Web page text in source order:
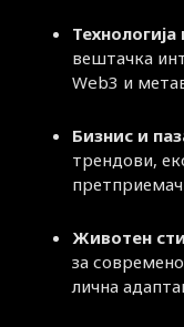
вештачка
Web3 и
Бизнис и
трендови,
Животен
за
лична